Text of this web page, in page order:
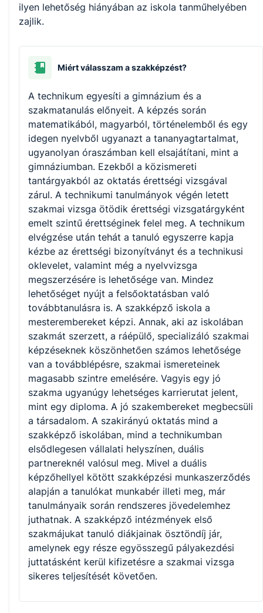
ilyen lehetőség hiányában az iskola tanműhelyében
zajlik.
Miért válasszam a szakképzést?
A technikum egyesíti a gimnázium és a
szakmatanulás előnyeit. A képzés során
matematikából, magyarból, történelemből és egy
idegen nyelvből ugyanazt a tananyagtartalmat,
ugyanolyan óraszámban kell elsajátítani, mint a
gimnáziumban. Ezekből a közismereti
tantárgyakból az oktatás érettségi vizsgával
zárul. A technikumi tanulmányok végén letett
szakmai vizsga ötödik érettségi vizsgatárgyként
emelt szintű érettséginek felel meg. A technikum
elvégzése után tehát a tanuló egyszerre kapja
kézbe az érettségi bizonyítványt és a technikusi
oklevelet, valamint még a nyelvvizsga
megszerzésére is lehetősége van. Mindez
lehetőséget nyújt a felsőoktatásban való
továbbtanulásra is. A szakképző iskola a
mesterembereket képzi. Annak, aki az iskolában
szakmát szerzett, a ráépülő, specializáló szakmai
képzéseknek köszönhetően számos lehetősége
van a továbblépésre, szakmai ismereteinek
magasabb szintre emelésére. Vagyis egy jó
szakma ugyanúgy lehetséges karrierutat jelent,
mint egy diploma. A jó szakembereket megbecsüli
a társadalom. A szakirányú oktatás mind a
szakképző iskolában, mind a technikumban
elsődlegesen vállalati helyszínen, duális
partnereknél valósul meg. Mivel a duális
képzőhellyel kötött szakképzési munkaszerződés
alapján a tanulókat munkabér illeti meg, már
tanulmányaik során rendszeres jövedelemhez
juthatnak. A szakképző intézmények első
szakmájukat tanuló diákjainak ösztöndíj jár,
amelynek egy része egyösszegű pályakezdési
juttatásként kerül kifizetésre a szakmai vizsga
sikeres teljesítését követően.